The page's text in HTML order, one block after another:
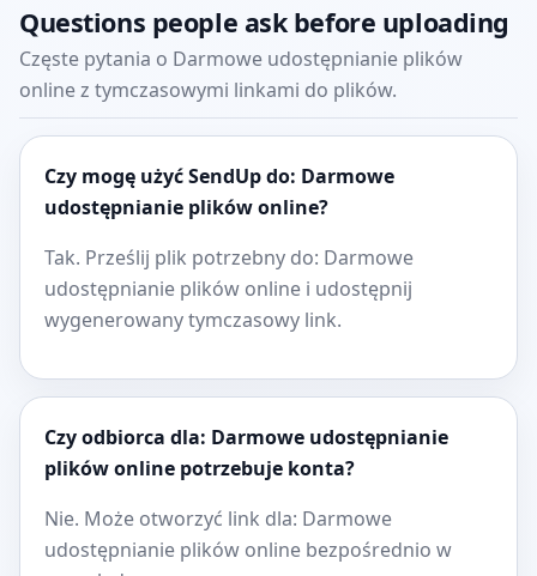
Questions people ask before uploading
Częste pytania o Darmowe udostępnianie plików
online z tymczasowymi linkami do plików.
Czy mogę użyć SendUp do: Darmowe
udostępnianie plików online?
Tak. Prześlij plik potrzebny do: Darmowe
udostępnianie plików online i udostępnij
wygenerowany tymczasowy link.
Czy odbiorca dla: Darmowe udostępnianie
plików online potrzebuje konta?
Nie. Może otworzyć link dla: Darmowe
udostępnianie plików online bezpośrednio w